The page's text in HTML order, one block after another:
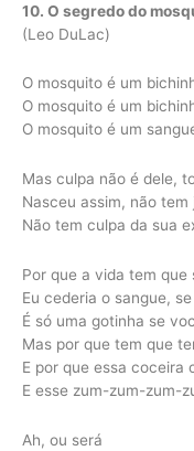
10. O segredo do
(Leo DuLac)
O mosquito é um
O mosquito é um
O mosquito é um
Mas culpa não é dele,
Nasceu assim, não
Não tem culpa da sua
Por que a vida tem que
Eu cederia o sangue,
É só uma gotinha se
Mas por que tem que
E por que essa coceira
E esse zum-zum-zum-
Ah, ou será